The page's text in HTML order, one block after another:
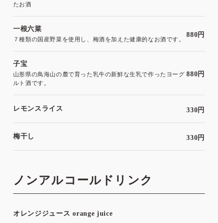
たお酒
一根六菜
７種類の国産野菜を使用し、梅酒を加えた健康的なお酒です。
880円
子宝
山形県の鳥海山の麓で育った乳牛の新鮮な生乳で作ったヨーグ
ルト酒です。
880円
レモンスライス 330円
梅干し 330円
ノンアルコールドリンク
オレンジジュース orange juice